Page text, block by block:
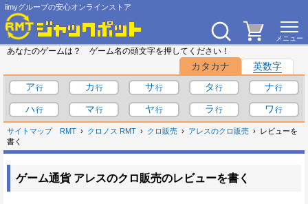
iimyグループの安心オンラインストア
あなたのゲームは？ ゲーム名の頭文字を押してください！
カタカナ
英数字
ア
カ サ タ
ナ
ハ
マ ヤ ラ ワ
サイトマップ RMT クロノス RMT クロ販売 アレスのクロ販売
レビューを
書く
ゲーム通貨 アレスのクロ販売のレビューを書く